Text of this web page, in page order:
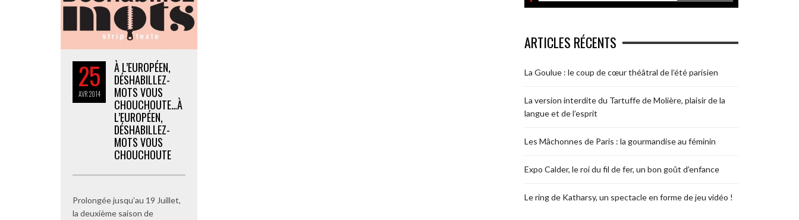
25
AVR2014
À L’EUROPÉEN,
DÉSHABILLEZ-
MOTS VOUS
CHOUCHOUTE…À
L’EUROPÉEN,
DÉSHABILLEZ-
MOTS VOUS
CHOUCHOUTE
Prolongée jusqu’au 19 Juillet,
la deuxième saison de
ARTICLES RÉCENTS
La Goulue : le coup de cœur théâtral de l’été parisien
La version interdite du Tartuffe de Molière, plaisir de la
langue et de l’esprit
Les Mâchonnes de Paris : la gourmandise au féminin
Expo Calder, le roi du fil de fer, un bon goût d’enfance
Le ring de Katharsy, un spectacle en forme de jeu vidéo !